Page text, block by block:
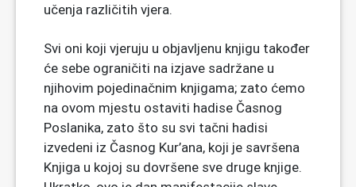
učenja različitih vjera.
Svi oni koji vjeruju u objavljenu knjigu također
će sebe ograničiti na izjave sadržane u
njihovim pojedinačnim knjigama; zato ćemo
na ovom mjestu ostaviti hadise Časnog
Poslanika, zato što su svi tačni hadisi
izvedeni iz Časnog Kur’ana, koji je savršena
Knjiga u kojoj su dovršene sve druge knjige.